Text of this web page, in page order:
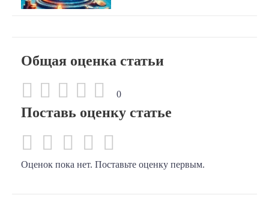
Общая оценка статьи
0
Поставь оценку статье
Оценок пока нет. Поставьте оценку первым.